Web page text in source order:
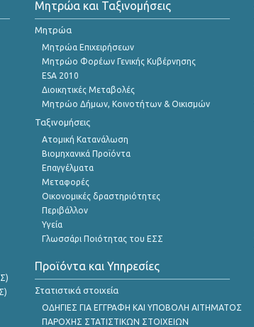
Μητρώα και Ταξινομήσεις
Μητρώα
Μητρώα Επιχειρήσεων
Μητρώο Φορέων Γενικής Κυβέρνησης
ESA 2010
Διοικητικές Μεταβολές
Μητρώο Δήμων, Κοινοτήτων & Οικισμών
Ταξινομήσεις
Ατομική Κατανάλωση
Βιομηχανικά Προϊόντα
Επαγγέλματα
Μεταφορές
Οικονομικές δραστηριότητες
Περιβάλλον
Υγεία
Γλωσσάρι Ποιότητας του ΕΣΣ
Προϊόντα και Υπηρεσίες
Στατιστικά στοιχεία
ΟΔΗΓΙΕΣ ΓΙΑ ΕΓΓΡΑΦΗ ΚΑΙ ΥΠΟΒΟΛΗ ΑΙΤΗΜΑΤΟΣ
ΠΑΡΟΧΗΣ ΣΤΑΤΙΣΤΙΚΩΝ ΣΤΟΙΧΕΙΩΝ